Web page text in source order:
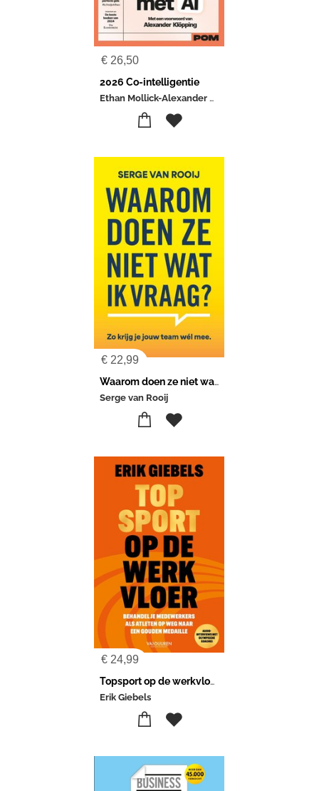
€ 26,50
2026 Co-intelligentie
Ethan Mollick-Alexander Klöpping
€ 22,99
Waarom doen ze niet wat ik vraag
Serge van Rooij
€ 24,99
Topsport op de werkvloer
Erik Giebels